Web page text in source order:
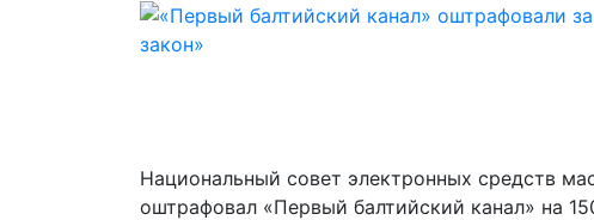
Национальный совет электронных средств
оштрафовал «Первый балтийский канал» на